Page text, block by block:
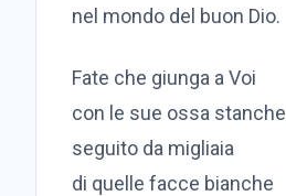
nel mondo del buon Dio.
Fate che giunga a Voi
con le sue ossa stanche
seguito da migliaia
di quelle facce bianche